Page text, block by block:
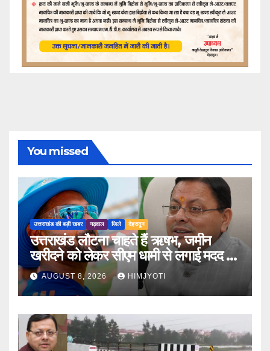
You missed
उत्तराखंड की बड़ी खबर गढ़वाल जिले देहरादून
उत्तराखंड लौटना चाहते हैं ऋषभ, जमीन
खरीदने को लेकर सीएम धामी से लगाई मदद की
गुहारAUGUST 8, 2026 HIMJYOTI